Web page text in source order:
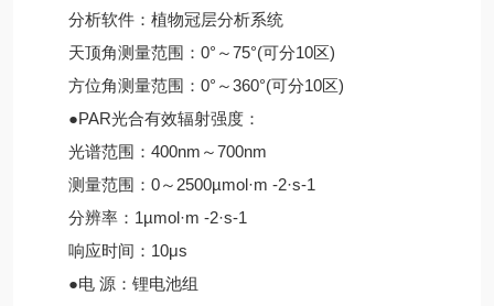
分析软件：植物冠层分析系统
天顶角测量范围：0°～75°(可分10区)
方位角测量范围：0°～360°(可分10区)
●PAR光合有效辐射强度：
光谱范围：400nm～700nm
测量范围：0～2500µmol·m -2·s-1
分辨率：1µmol·m -2·s-1
响应时间：10μs
●电 源：锂电池组